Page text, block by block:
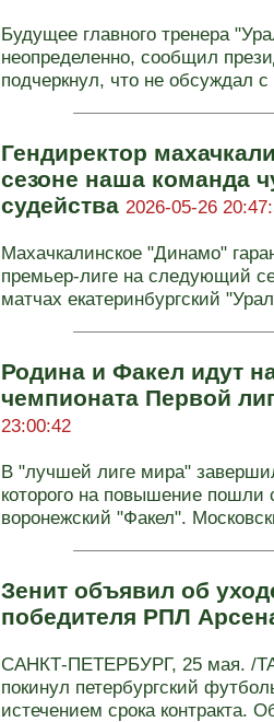
Будущее главного тренера
неопределенно, сообщил
подчеркнул, что не обсуждал с
Гендиректор
сезоне наша команда
судейства 2026-05-26
Махачкалинское "Динамо"
премьер-лиге на следующий
матчах екатеринбургский
Родина и Факел идут
чемпионата Первой
23:00:42
В "лучшей лиге мира"
которого на повышение пошли
воронежский "Факел".
Зенит объявил об
победителя РПЛ
САНКТ-ПЕТЕРБУРГ, 25 мая. /
покинул петербургский
истечением срока контракта.